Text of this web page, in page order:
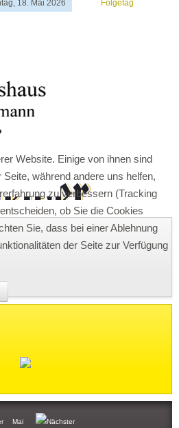
18. Mai 2026
Folgetag
Mai
Website. Einige von ihnen sind
während andere uns helfen,
zu verbessern (Tracking
ob Sie die Cookies
Sie, dass bei einer Ablehnung
der Seite zur Verfügung